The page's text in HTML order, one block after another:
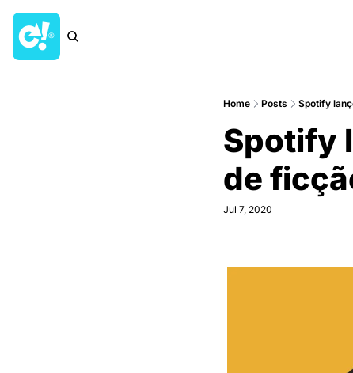
Home Posts Spotify
Spotify
de
Jul 7, 2020